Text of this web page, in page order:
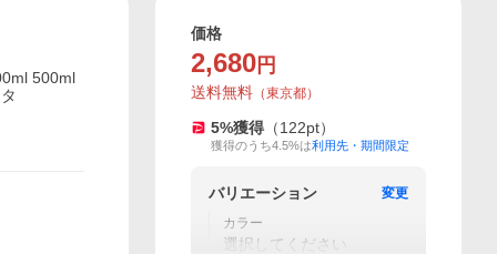
500ml
価格
2,680 円
送料無料 （東京都）
5%獲得 （122pt）
獲得のうち4.5%は利用先・期間限定
バリエーション
変更
カラー
選択してください